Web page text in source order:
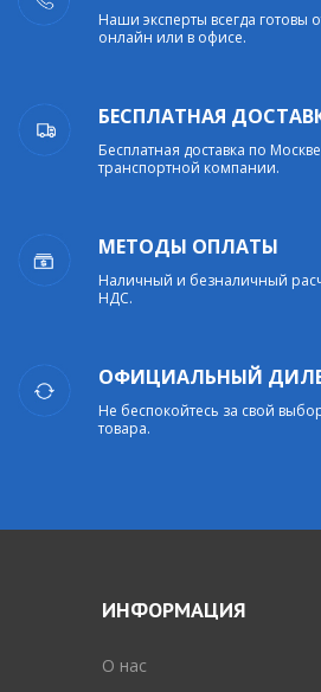
Наши эксперты всегда готовы
онлайн или в офисе.
БЕСПЛАТНАЯ
Бесплатная доставка по
транспортной компании.
МЕТОДЫ ОПЛАТЫ
Наличный и безналичный
НДС.
ОФИЦИАЛЬНЫЙ
Не беспокойтесь за свой
товара.
ИНФОРМАЦИЯ
O нас